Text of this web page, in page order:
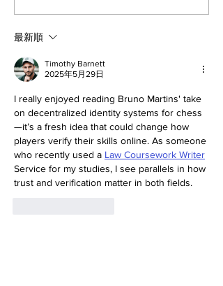
子暗号（PQC）ロードマ
ップ
最新順
Timothy Barnett
2025年5月29日
I really enjoyed reading Bruno Martins' take
on decentralized identity systems for chess
—it’s a fresh idea that could change how
players verify their skills online. As someone
who recently used a Law Coursework Writer
Service for my studies, I see parallels in how
trust and verification matter in both fields.